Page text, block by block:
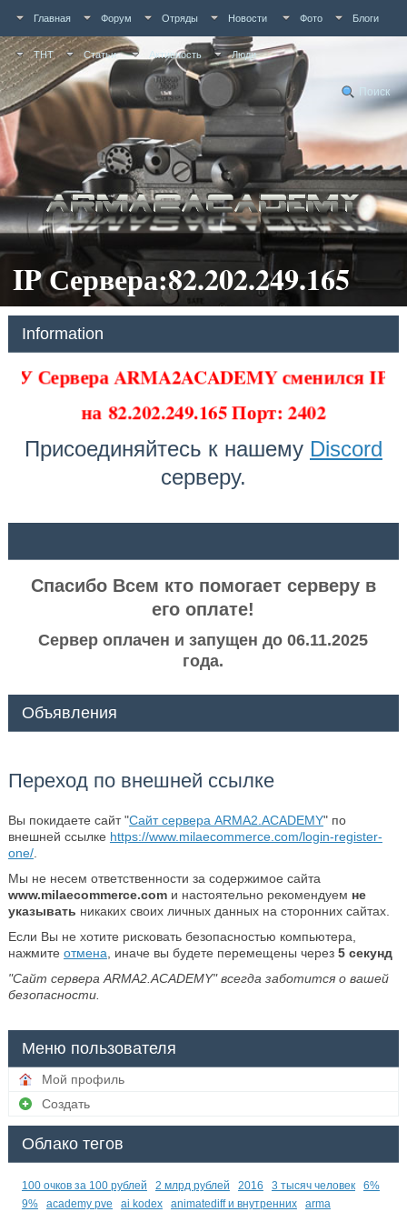
Главная Форум Отряды Новости Фото Блоги
ТНТ Статьи Активность Люди
Поиск
IP Сервера:82.202.249.165
Information
У Сервера ARMA2ACADEMY сменился IP
на 82.202.249.165 Порт: 2402
Присоединяйтесь к нашему Discord
серверу.
Спасибо Всем кто помогает серверу в
его оплате!
Сервер оплачен и запущен до 06.11.2025
года.
Объявления
Переход по внешней ссылке
Вы покидаете сайт "Сайт сервера ARMA2.ACADEMY" по
внешней ссылке https://www.milaecommerce.com/login-register-
one/.
Мы не несем ответственности за содержимое сайта
www.milaecommerce.comи настоятельно рекомендуем не
указывать никаких своих личных данных на сторонних сайтах.
Если Вы не хотите рисковать безопасностью компьютера,
нажмите отмена , иначе вы будете перемещены через 5секунд
"Сайт сервера ARMA2.ACADEMY" всегда заботится о вашей
безопасности.
Меню пользователя
Мой профиль
Создать
Облако тегов
100 очков за 100 рублей 2 млрд рублей 2016 3 тысяч человек
6%
9%
academy pve ai kodex animatediff и внутренних arma